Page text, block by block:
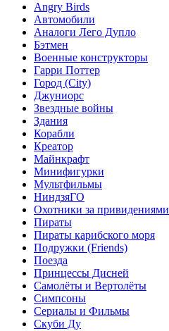
Angry Birds
Автомобили
Аналоги Лего Дупло
Бэтмен
Военные конструкторы
Гарри Поттер
Город (City)
Джуниорс
Звездные войны
Здания
Корабли
Креатор
Майнкрафт
Минифигурки
Мультфильмы
НиндзяГО
Охотники за привидениями
Пираты
Пираты карибского моря
Подружки (Friends)
Поезда
Принцессы Дисней
Самолёты и Вертолёты
Симпсоны
Сериалы и Фильмы
Скуби Ду